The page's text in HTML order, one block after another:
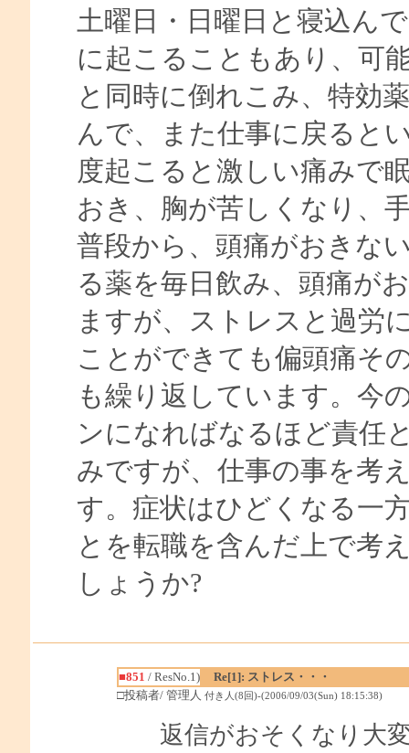
土曜日・日曜日と寝込ん
に起こることもあり、可
と同時に倒れこみ、特効
んで、また仕事に戻ると
度起こると激しい痛みで
おき、胸が苦しくなり、
普段から、頭痛がおきな
る薬を毎日飲み、頭痛が
ますが、ストレスと過労
ことができても偏頭痛そ
も繰り返しています。今
ンになればなるほど責任
みですが、仕事の事を考
す。症状はひどくなる一
とを転職を含んだ上で考
しょうか?
■851 / ResNo.1)
Re[1]: ストレス・・・
□投稿者/ 管理人 付き人(8回)-(2006/09/03(Sun) 18:15:38)
返信がおそくなり大